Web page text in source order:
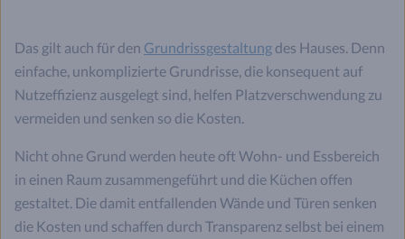
Das gilt auch für den Grundrissgestaltung des Hauses. Denn
einfache, unkomplizierte Grundrisse, die konsequent auf
Nutzeffizienz ausgelegt sind, helfen Platzverschwendung zu
vermeiden und senken so die Kosten.
Nicht ohne Grund werden heute oft Wohn- und Essbereich
in einen Raum zusammengeführt und die Küchen offen
gestaltet. Die damit entfallenden Wände und Türen senken
die Kosten und schaffen durch Transparenz selbst bei einem